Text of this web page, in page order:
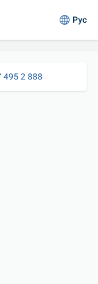
Рус
495 2 888